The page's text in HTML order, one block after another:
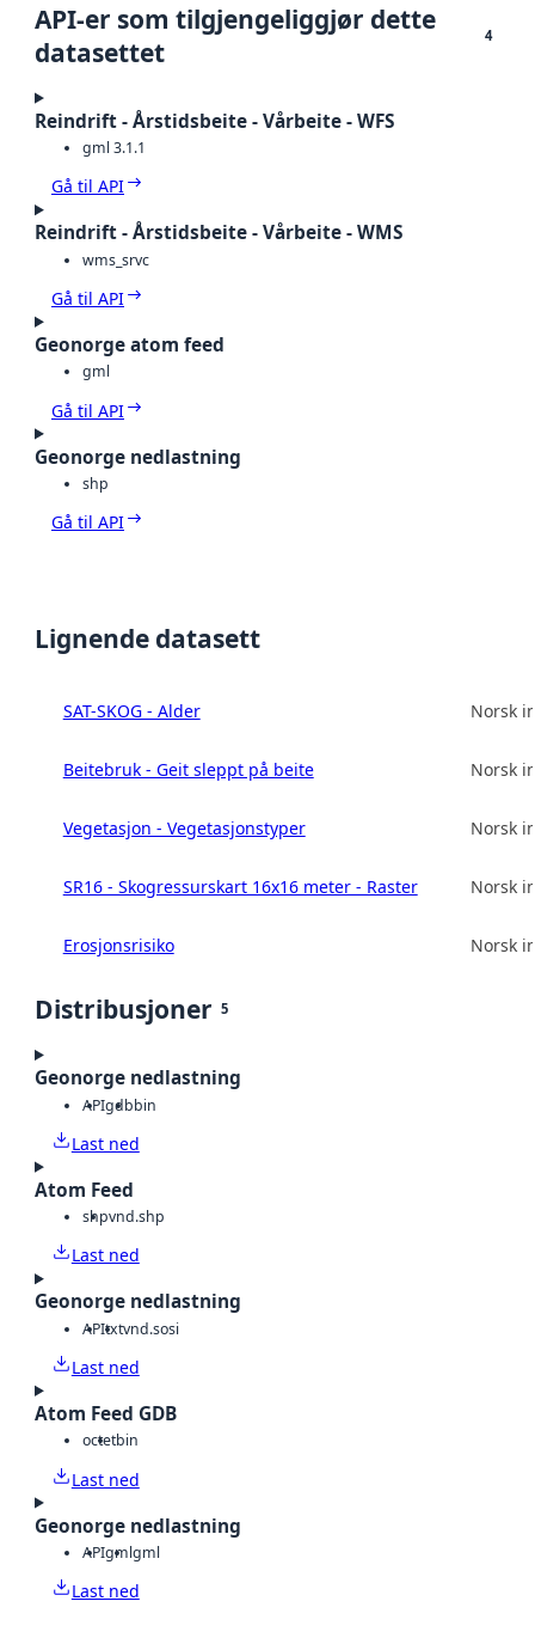
API-er som tilgjengeliggjør dette
datasettet
4
Reindrift - Årstidsbeite - Vårbeite - WFS
gml 3.1.1
Gå til API
Reindrift - Årstidsbeite - Vårbeite - WMS
wms_srvc
Gå til API
Geonorge atom feed
gml
Gå til API
Geonorge nedlastning
shp
Gå til API
Lignende datasett
SAT-SKOG - Alder Norsk
Beitebruk - Geit sleppt på beite Norsk
Vegetasjon - Vegetasjonstyper Norsk
SR16 - Skogressurskart 16x16 meter - Raster Norsk
Erosjonsrisiko Norsk
Distribusjoner 5
Geonorge nedlastning
APIgdbbin
Last ned
Atom Feed
shpvnd.shp
Last ned
Geonorge nedlastning
APItxtvnd.sosi
Last ned
Atom Feed GDB
octetbin
Last ned
Geonorge nedlastning
APIgmlgml
Last ned